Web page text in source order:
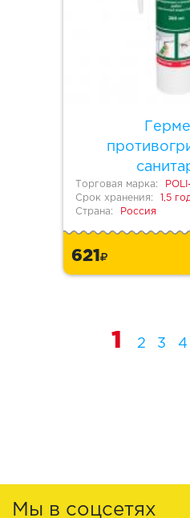
Торговая марка:
Срок хранения:
1,5
Страна:
Россия
621
1 2 3 4
Мы в соцсетях